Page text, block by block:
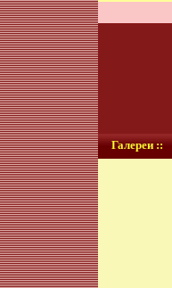
Галереи ::